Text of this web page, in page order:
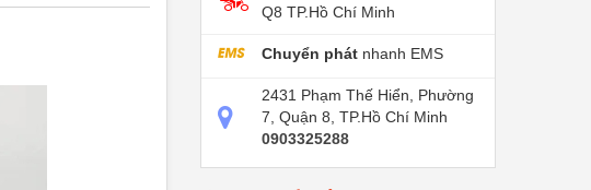
Q8 TP.Hồ Chí Minh
Chuyển phát nhanh EMS
2431 Phạm Thế Hiển, Phường
7, Quận 8, TP.Hồ Chí Minh
0903325288